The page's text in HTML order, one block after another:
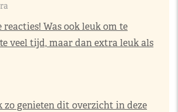
Was ook leuk om te
veel tijd, maar dan extra leuk als
zo genieten dit overzicht in deze